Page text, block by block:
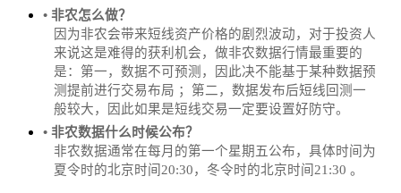
• 非农怎么做？
因为非农会带来短线资产价格的剧烈波动，对于投资人
来说这是难得的获利机会，做非农数据行情最重要的
是：第一，数据不可预测，因此决不能基于某种数据预
测提前进行交易布局 ；第二，数据发布后短线回测一
般较大，因此如果是短线交易一定要设置好防守。
• 非农数据什么时候公布？
‌非农数据通常在每月的第一个星期五公布，具体时间为
夏令时的北京时间20:30，冬令时的北京时间21:30‌‌ 。